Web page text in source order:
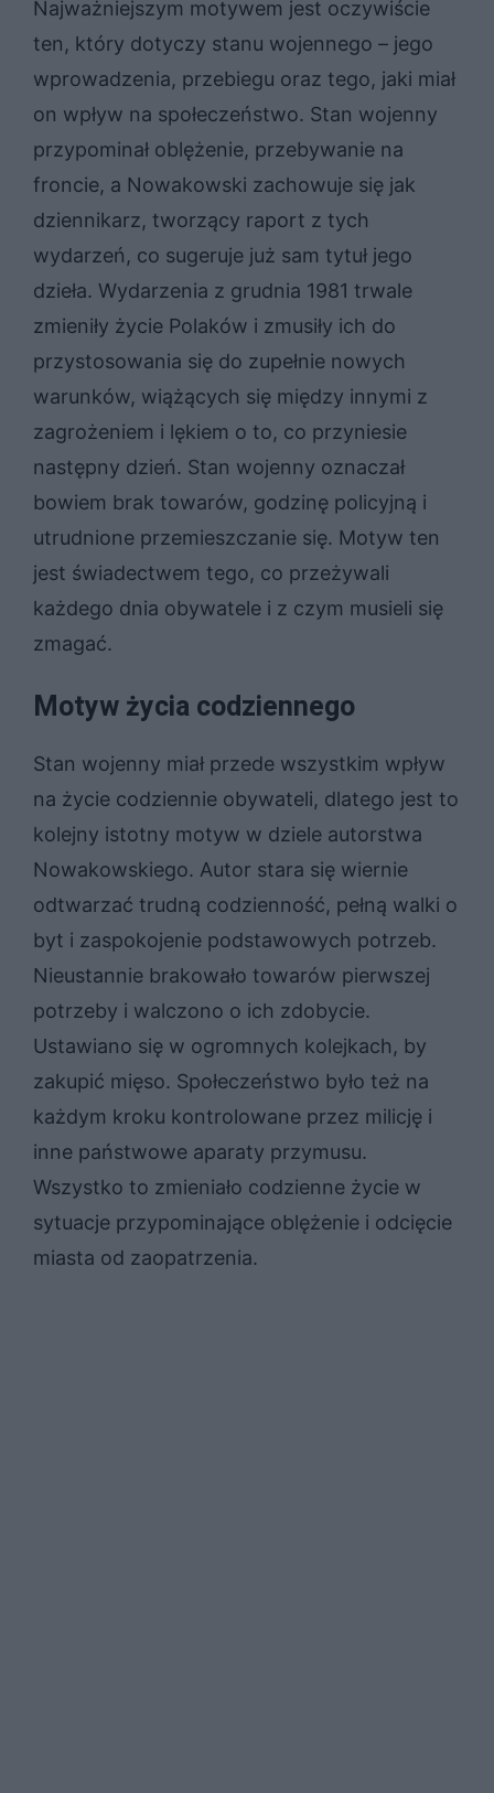
Najważniejszym motywem jest oczywiście
ten, który dotyczy stanu wojennego – jego
wprowadzenia, przebiegu oraz tego, jaki miał
on wpływ na społeczeństwo. Stan wojenny
przypominał oblężenie, przebywanie na
froncie, a Nowakowski zachowuje się jak
dziennikarz, tworzący raport z tych
wydarzeń, co sugeruje już sam tytuł jego
dzieła. Wydarzenia z grudnia 1981 trwale
zmieniły życie Polaków i zmusiły ich do
przystosowania się do zupełnie nowych
warunków, wiążących się między innymi z
zagrożeniem i lękiem o to, co przyniesie
następny dzień. Stan wojenny oznaczał
bowiem brak towarów, godzinę policyjną i
utrudnione przemieszczanie się. Motyw ten
jest świadectwem tego, co przeżywali
każdego dnia obywatele i z czym musieli się
zmagać.
Motyw życia codziennego
Stan wojenny miał przede wszystkim wpływ
na życie codziennie obywateli, dlatego jest to
kolejny istotny motyw w dziele autorstwa
Nowakowskiego. Autor stara się wiernie
odtwarzać trudną codzienność, pełną walki o
byt i zaspokojenie podstawowych potrzeb.
Nieustannie brakowało towarów pierwszej
potrzeby i walczono o ich zdobycie.
Ustawiano się w ogromnych kolejkach, by
zakupić mięso. Społeczeństwo było też na
każdym kroku kontrolowane przez milicję i
inne państwowe aparaty przymusu.
Wszystko to zmieniało codzienne życie w
sytuacje przypominające oblężenie i odcięcie
miasta od zaopatrzenia.